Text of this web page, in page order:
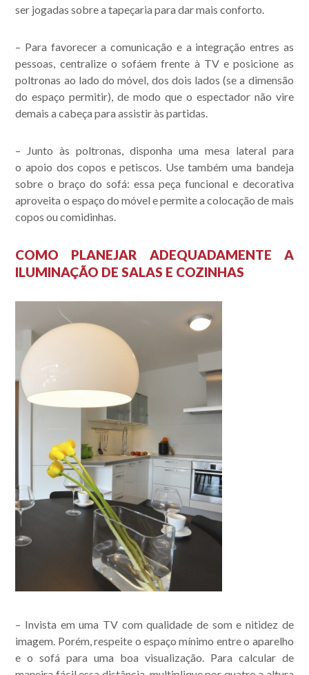
ser jogadas sobre a tapeçaria para dar mais conforto.
– Para favorecer a comunicação e a integração entres as
pessoas, centralize o sofáem frente à TV eposicione as
poltronas ao lado do móvel, dos dois lados (se a dimensão
do espaço permitir), de modo que o espectador não vire
demais a cabeça para assistir às partidas.
– Junto às poltronas, disponha uma mesa lateral para
o apoio dos copos e petiscos. Use também uma bandeja
sobre o braço do sofá: essa peça funcional e decorativa
aproveita o espaço do móvel e permite a colocação de mais
copos ou comidinhas.
COMO PLANEJAR ADEQUADAMENTE A
ILUMINAÇÃO DE SALAS E COZINHAS
– Invista em uma TV com qualidade de som e nitidez de
imagem. Porém, respeite o espaço mínimo entre o aparelho
e o sofá para uma boa visualização. Para calcular de